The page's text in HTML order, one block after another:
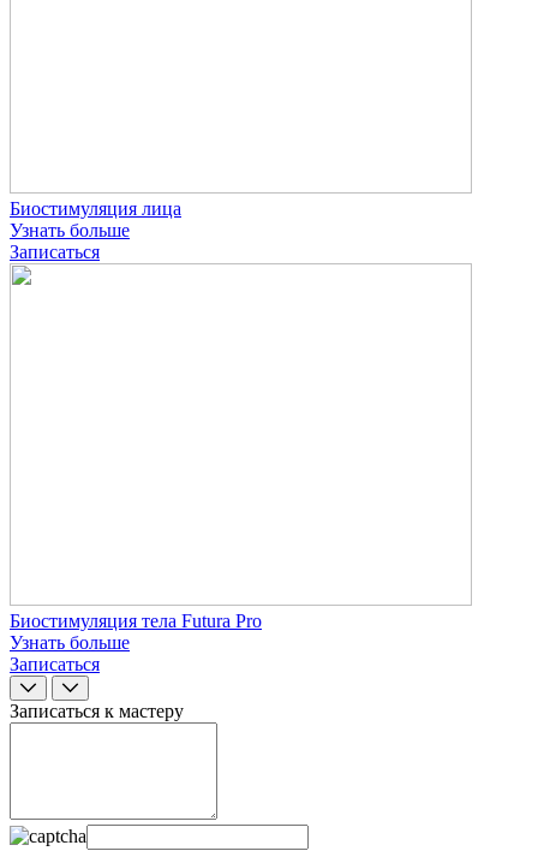
Биостимуляция лица
Узнать больше
Записаться
Биостимуляция тела Futura Pro
Узнать больше
Записаться
Записаться к мастеру